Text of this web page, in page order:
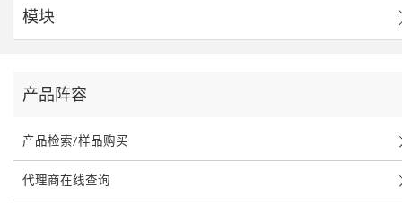
模块
产品阵容
产品检索/样品购买
代理商在线查询